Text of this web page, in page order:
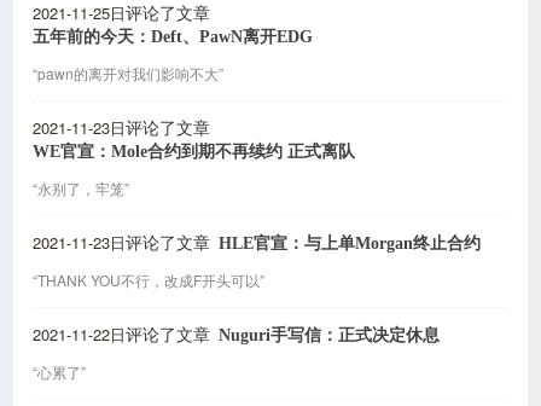
2021-11-25日评论了文章
五年前的今天：Deft、PawN离开EDG
“pawn的离开对我们影响不大”
2021-11-23日评论了文章
WE官宣：Mole合约到期不再续约 正式离队
“永别了，牢笼”
2021-11-23日评论了文章 HLE官宣：与上单Morgan终止合约
“THANK YOU不行，改成F开头可以”
2021-11-22日评论了文章 Nuguri手写信：正式决定休息
“心累了”